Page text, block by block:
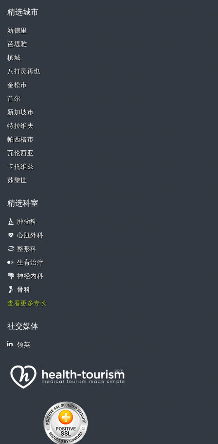
精选城市
新德里
芭堤雅
槟城
八打灵再也
奎松市
首尔
新加坡市
特拉维夫
帕西格市
瓦伦西亚
卡托维兹
苏黎世
精选科室
肿瘤科
心脏外科
整形科
生育治疗
神经内科
骨科
查看更多专长
社交媒体
领英